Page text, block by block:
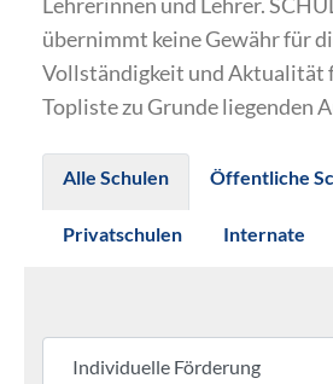
übernimmt keine Gewähr für
Vollständigkeit und Aktualität
Topliste zu Grunde liegenden
Alle Schulen Öffentliche
Privatschulen Internate